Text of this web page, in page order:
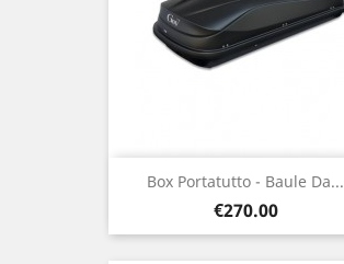
Box Portatutto - Baule Da...
Price
€270.00